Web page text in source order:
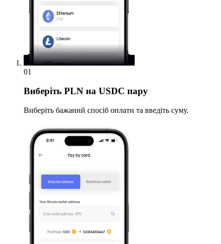
01
Виберіть PLN на USDC пару
Виберіть бажаний спосіб оплати та введіть суму.